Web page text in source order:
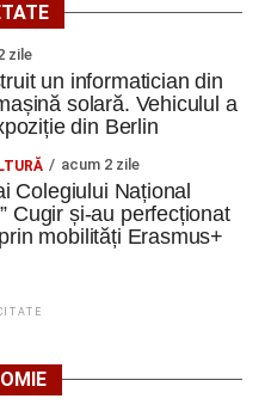
zile
un informatician din
solară. Vehiculul a
din Berlin
acum 2 zile
Colegiului Național
Cugir și-au perfecționat
mobilități Erasmus+